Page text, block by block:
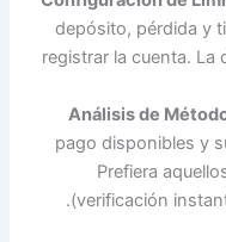
depósito, pérdida y
registrar la cuenta. La
Análisis de
pago disponibles y
Prefiera
(verificación